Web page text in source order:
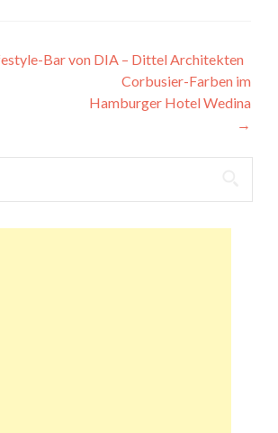
Bar von DIA – Dittel Architekten
Corbusier-Farben im
Hamburger Hotel Wedina
→